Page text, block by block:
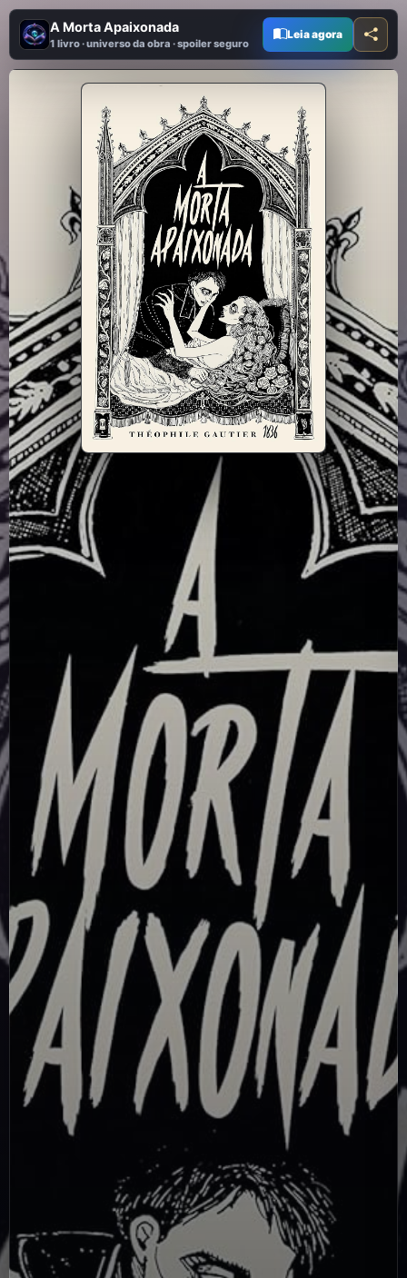
A Morta Apaixonada
1 livro · universo da obra · spoiler seguro
Leia agora